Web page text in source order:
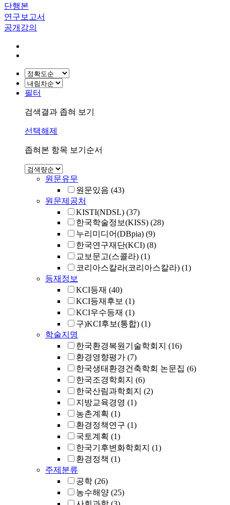
단행본
연구보고서
공개강의
필터
검색결과 좁혀 보기
선택해제
좁혀본 항목 보기순서
원문유무
원문있음 (43)
원문제공처
KISTI(NDSL) (37)
한국학술정보(KISS) (28)
누리미디어(DBpia) (9)
한국연구재단(KCI) (8)
교보문고(스콜라) (1)
코리아스칼라(코리아스칼라) (1)
등재정보
KCI등재 (40)
KCI등재후보 (1)
KCI우수등재 (1)
구)KCI후보(통합) (1)
학술지명
한국환경복원기술학회지 (16)
환경영향평가 (7)
한국생태환경건축학회 논문집 (6)
한국조경학회지 (6)
한국산림과학회지 (2)
지방교육경영 (1)
농촌계획 (1)
환경정책연구 (1)
국토계획 (1)
한국기후변화학회지 (1)
환경정책 (1)
주제분류
공학 (26)
농수해양 (25)